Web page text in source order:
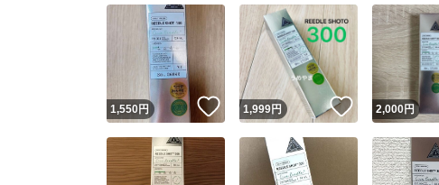
1,550円 いいね！
1,999円 いいね！
2,000円